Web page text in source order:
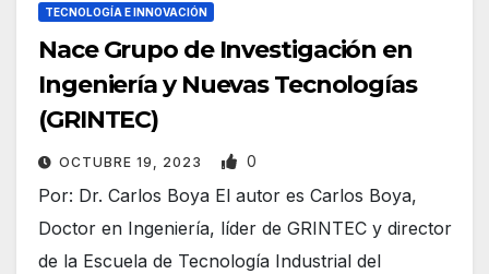
TECNOLOGÍA E INNOVACIÓN
Nace Grupo de Investigación en
Ingeniería y Nuevas Tecnologías
(GRINTEC)
OCTUBRE 19, 2023 0
Por: Dr. Carlos Boya El autor es Carlos Boya,
Doctor en Ingeniería, líder de GRINTEC y director
de la Escuela de Tecnología Industrial del